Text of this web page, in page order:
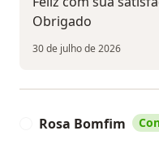
Obrigado
30 de julho de 2026
Rosa Bomfim